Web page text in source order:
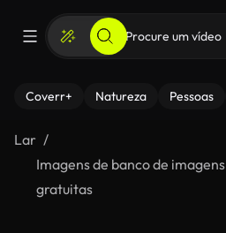
Coverr+ Natureza Pessoas
Lar
Imagens de banco de imagens
gratuitas